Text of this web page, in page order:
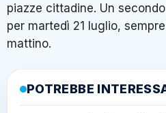
piazze cittadine. Un
per martedì 21 luglio,
mattino.
POTREBBE